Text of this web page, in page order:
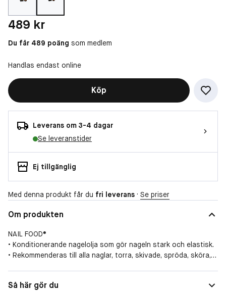
Pris: 489 kr
489 kr
Du får 489 poäng som medlem
Handlas endast online
Köp
Leverans om 3-4 dagar
Se leveranstider
Ej tillgänglig
Med denna produkt får du fri leverans · Se priser
Om produkten
NAIL FOOD®
• Konditionerande nagelolja som gör nageln stark och elastisk.
• Rekommenderas till alla naglar, torra, skivade, spröda, sköra,
Så här gör du